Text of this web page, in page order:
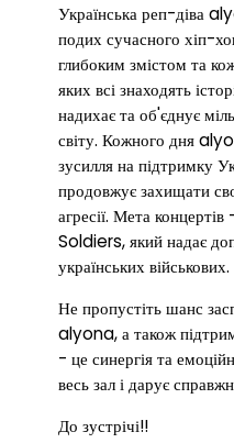
Українська реп-діва
подих сучасного хіп-
глибоким змістом та
яких всі знаходять
надихає та об'єднує
світу. Кожного дня
зусилля на підтримку
продовжує захищати
агресії. Мета
Soldiers, який надає
українських військових.
Не пропустіть шанс
alyona, а також
- це синергія та
весь зал і дарує
До зустрічі!!